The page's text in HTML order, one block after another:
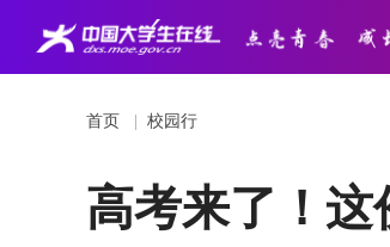
首页 校园行
高考来了！这